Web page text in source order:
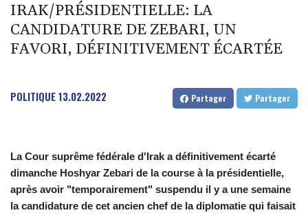
IRAK/PRÉSIDENTIELLE: LA
CANDIDATURE DE ZEBARI, UN
FAVORI, DÉFINITIVEMENT ÉCARTÉE
POLITIQUE13.02.2022 Partager Partager
La Cour suprême fédérale d'Irak a définitivement écarté
dimanche Hoshyar Zebari de la course à la présidentielle,
après avoir "temporairement" suspendu il y a une semaine
la candidature de cet ancien chef de la diplomatie qui faisait